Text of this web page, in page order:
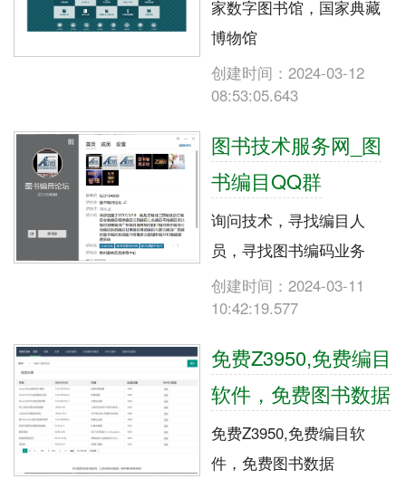
家数字图书馆，国家典藏
博物馆
创建时间：2024-03-12
08:53:05.643
图书技术服务网_图
书编目QQ群
询问技术，寻找编目人
员，寻找图书编码业务
创建时间：2024-03-11
10:42:19.577
免费Z3950,免费编目
软件，免费图书数据
免费Z3950,免费编目软
件，免费图书数据